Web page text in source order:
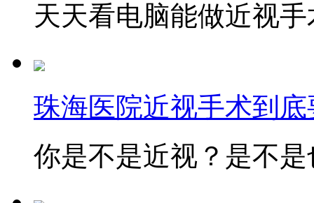
天天看电脑能做近视
珠海医院近视手术到
你是不是近视？是不